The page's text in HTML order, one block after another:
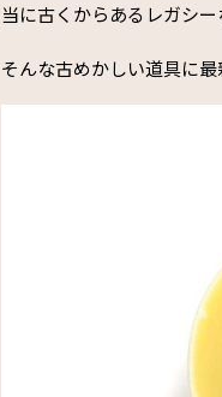
当に古くからあるレガシー
そんな古めかしい道具に